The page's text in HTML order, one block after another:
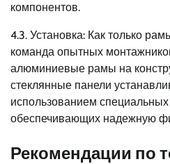
компонентов.
4.3. Установка: Как только
команда опытных
алюминиевые рамы на
стеклянные панели
использованием
обеспечивающих надежную
Рекомендации по